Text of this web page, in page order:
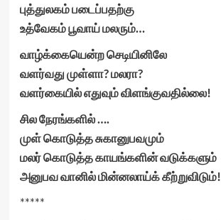
புத்துலகம் படைப்பதற்கு
உத்வேகம் பூவாய் மலரும்…
வாழ்க்கையென்ற செடியினிலே
வளர்வது முள்ளா? மலரா?
வளர்கையில் எதுவும் விளங்குவதில்லை!
சில நேரங்களில் ….
முள் கொடுத்த சுகானுபவமும்
மலர் கொடுத்த காயங்களின் வடுக்களும்
அனுபவ வானில் மின்னலாய்க் கீற்றுவிடும்!
*****